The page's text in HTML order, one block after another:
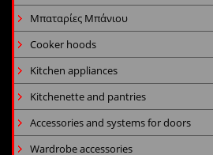
Μπαταρίες Μπάνιου
Cooker hoods
Kitchen appliances
Kitchenette and pantries
Accessories and systems for doors
Wardrobe accessories